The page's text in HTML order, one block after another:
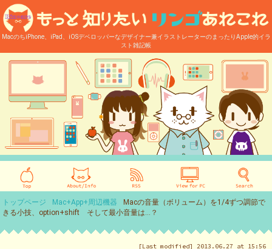
MacのちiPhone、iPad、iOSデベロッパーなデザイナー兼イラストレーターのまったりApple的イラ
スト雑記帳
トップページ Mac+App+周辺機器
Macの音量（ボリューム）を1/4ずつ調節で
きる小技、option+shift そして最小音量は…？
[Last modified] 2013.06.27 at 15:56